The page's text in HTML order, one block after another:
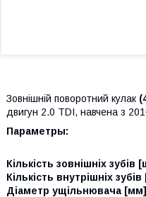
Зовнішній поворотний кулак
двигун 2.0 TDI, навчена з
Параметры:
Кількість зовнішніх зубів
Кількість внутрішніх
Діаметр ущільнювача